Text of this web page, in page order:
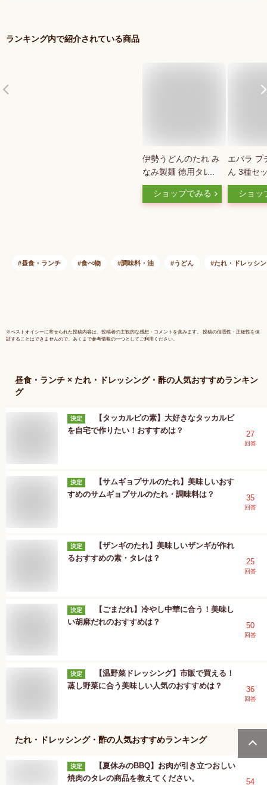
ランキング内で紹介されている商品
伊勢うどんのたれ み
なみ製麺 徳用タレ (
4〜5食分 / 175ml )
オリジナル 伊勢うど
うどんによく合う た
製麺 】
ショップでみる
エバラ プ
ん 3種セ
ショッ
昼食・ランチ 食べ物 調味料・油 うどん たれ・ドレッシ
※ベストオイシーに寄せられた投稿内容は、投稿者の主観的な感想・コメントを含みます。 投稿の信憑性・正確性を保
証することはできませんので、あくまで参考情報の一つとしてご利用ください。
昼食・ランチ × たれ・ドレッシング・酢の人気おすすめランキン
グ
決定
【タッカルビの素】大好きなタッカルビ
を自宅で作りたい！おすすめは？
27
回答
決定
【サムギョプサルのたれ】美味しいおす
すめのサムギョプサルのたれ・調味料は？
35
回答
決定
【ザンギのたれ】美味しいザンギが作れ
るおすすめの素・タレは？
25
回答
決定
【ごまだれ】冷やし中華に合う！美味し
い胡麻だれのおすすめは？
50
回答
決定
【温野菜ドレッシング】市販で買える！
蒸し野菜に合う美味しい人気のおすすめは？
36
回答
たれ・ドレッシング・酢の人気おすすめランキング
決定
【夏休みのBBQ】お肉が引き立つおしい
焼肉のタレの商品を教えてください。
54